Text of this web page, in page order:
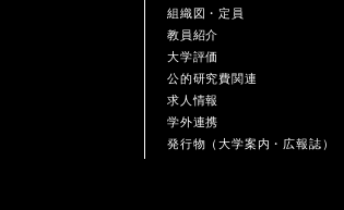
組織図・定員
教員紹介
大学評価
公的研究費関連
求人情報
学外連携
発行物（大学案内・広報誌）